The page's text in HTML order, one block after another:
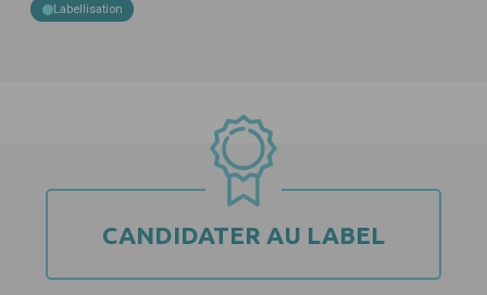
Labellisation
CANDIDATER AU LABEL